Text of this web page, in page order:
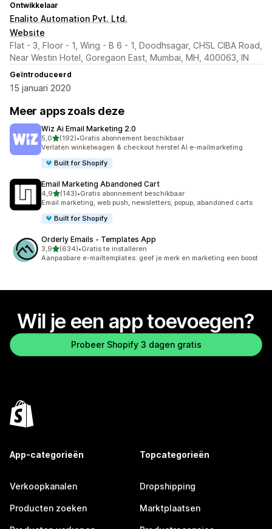
Ontwikkelaar
Enalito Automation Pvt. Ltd.
Website
Flat - 3, Floor - 1, Wing - B 6 - 1, Doodhsagar, CHSL CIBA Road,
Near Westin Hotel, Goregaon East, Mumbai, MH, 400063, IN
Geïntroduceerd
15 januari 2020
Meer apps zoals deze
Wiz Ai Email Marketing 2.0
5,0van 5 sterren
(192)
192 recensies in totaal
•Gratis abonnement beschikbaar
Verlaten winkelwagen & checkout herstel AI e-mailmarketing
Built for Shopify
Email Marketing Abandoned Cart
4,9van 5 sterren
(143)
143 recensies in totaal
•Gratis abonnement beschikbaar
Email marketing, web push, newsletters, popup, abandoned carts
Built for Shopify
Orderly Emails ‑ Templates App
3,9van 5 sterren
(634)
634 recensies in totaal
•Gratis te installeren
Aanpasbare e-mailtemplates: geef je merk en marketing een boost
Wil je een app toevoegen?
Probeer Shopify 3 dagen gratis
App-categorieën
Verkoopkanalen
Producten zoeken
Topcategorieën
Dropshipping
Marktplaatsen